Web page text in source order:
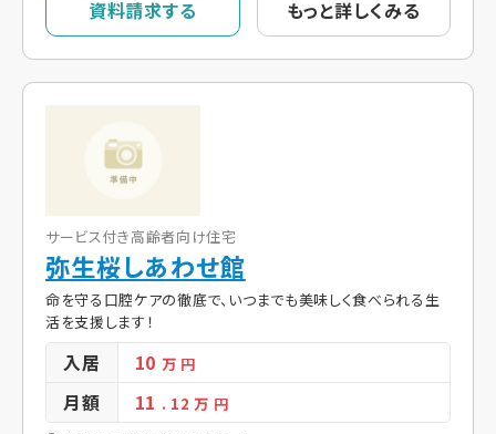
資料請求する もっと詳しくみる
サービス付き高齢者向け住宅
弥生桜しあわせ館
命を守る口腔ケアの徹底で、いつまでも美味しく食べられる生
活を支援します！
入居 10万 円
月額 11 . 12万 円